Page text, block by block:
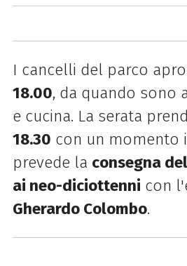
I cancelli del parco
18.00, da quando sono
e cucina. La serata
18.30 con un momento
prevede la consegna
ai neo-diciottenni con
Gherardo Colombo.